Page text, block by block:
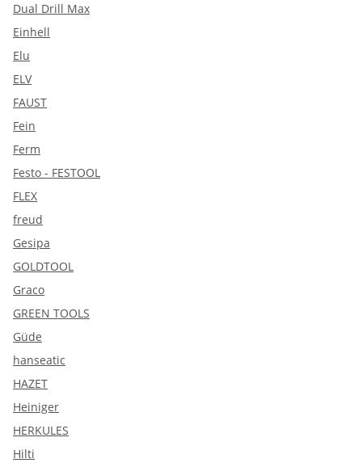
Dual Drill Max
Einhell
Elu
ELV
FAUST
Fein
Ferm
Festo - FESTOOL
FLEX
freud
Gesipa
GOLDTOOL
Graco
GREEN TOOLS
Güde
hanseatic
HAZET
Heiniger
HERKULES
Hilti